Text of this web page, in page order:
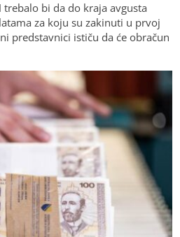
bi da do kraja avgusta
za koju su zakinuti u prvoj
predstavnici ističu da će obračun